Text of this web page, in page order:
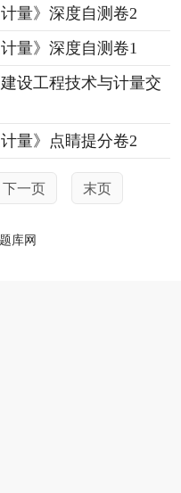
量》深度自测卷2
量》深度自测卷1
设工程技术与计量交
量》点睛提分卷2
下一页 末页
库网